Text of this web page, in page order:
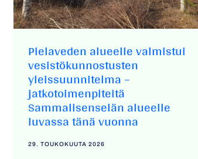
Pielaveden alueelle valmistui
vesistökunnostusten
yleissuunnitelma –
jatkotoimenpiteitä
Sammalisenselän alueelle
luvassa tänä vuonna
29. TOUKOKUUTA 2026